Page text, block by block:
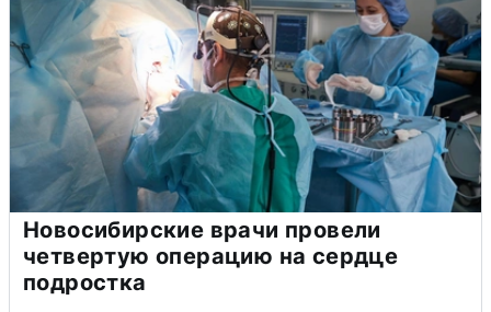
Новосибирские врачи провели
четвертую операцию на сердце
подростка